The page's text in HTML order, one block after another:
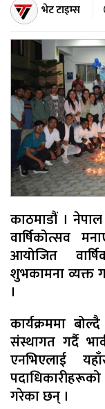
भेट टाइम्स
काठमाडौं ।
वार्षिकोत्सव
आयोजित
शुभकामना व्यक्त
।
कार्यक्रममा
संस्थागत गर्दै
एनभिएलाई
गरेका छन् ।